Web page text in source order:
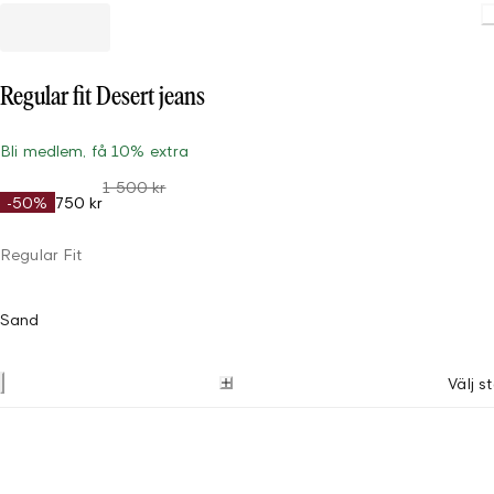
Regular fit Desert jeans
Bli medlem, få 10% extra
-50% 750 kr
1 500 kr
Regular Fit
Sand
Välj